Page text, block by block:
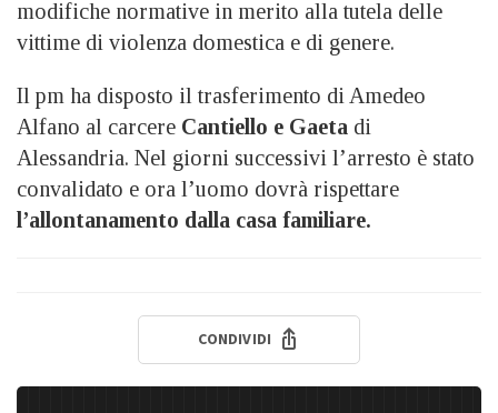
modifiche normative in merito alla tutela delle
vittime di violenza domestica e di genere.
Il pm ha disposto il trasferimento di Amedeo
Alfano al carcere Cantiello e Gaeta di
Alessandria. Nel giorni successivi l’arresto è stato
convalidato e ora l’uomo dovrà rispettare
l’allontanamento dalla casa familiare.
CONDIVIDI